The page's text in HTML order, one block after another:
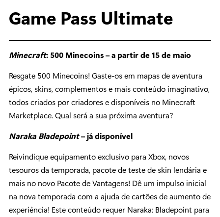
Game Pass Ultimate
Minecraft: 500 Minecoins – a partir de 15 de maio
Resgate 500 Minecoins! Gaste-os em mapas de aventura
épicos, skins, complementos e mais conteúdo imaginativo,
todos criados por criadores e disponíveis no Minecraft
Marketplace. Qual será a sua próxima aventura?
Naraka Bladepoint– já disponível
Reivindique equipamento exclusivo para Xbox, novos
tesouros da temporada, pacote de teste de skin lendária e
mais no novo Pacote de Vantagens! Dê um impulso inicial
na nova temporada com a ajuda de cartões de aumento de
experiência! Este conteúdo requer Naraka: Bladepoint para